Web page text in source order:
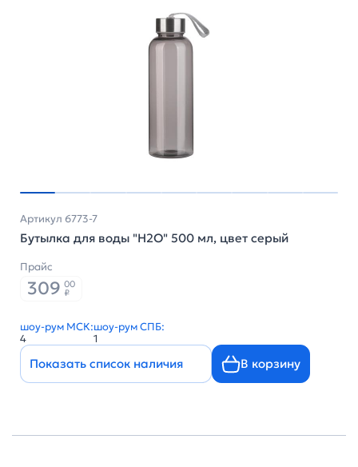
Артикул 6773-7
Бутылка для воды "H2O" 500 мл, цвет серый
Прайс
309 00
₽
шоу-рум МСК:
4
шоу-рум СПБ:
1
Показать список наличия В корзину